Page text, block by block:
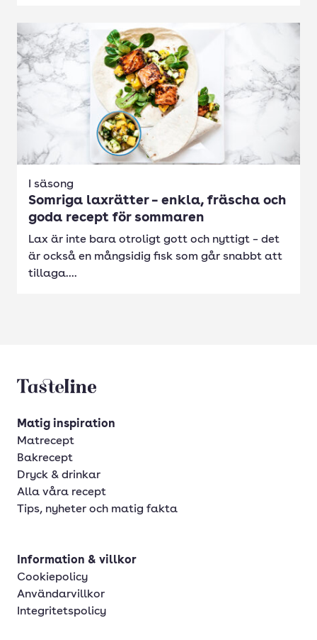
I säsong
Somriga laxrätter – enkla, fräscha och
goda recept för sommaren
Lax är inte bara otroligt gott och nyttigt – det
är också en mångsidig fisk som går snabbt att
tillaga....
Tasteline startsida
Matig inspiration
Matrecept
Bakrecept
Dryck & drinkar
Alla våra recept
Tips, nyheter och matig fakta
Information & villkor
Cookiepolicy
Användarvillkor
Integritetspolicy